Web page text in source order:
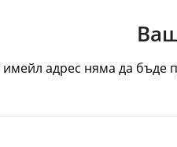
адрес няма да бъде